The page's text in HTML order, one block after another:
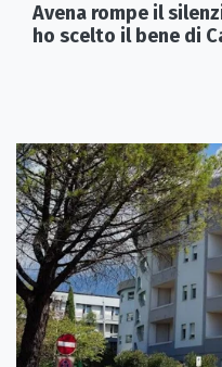
Avena rompe il
ho scelto il bene di